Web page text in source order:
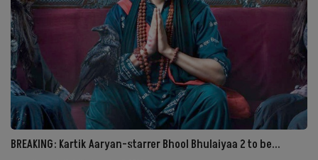
BREAKING: Kartik Aaryan-starrer Bhool Bhulaiyaa 2 to be...